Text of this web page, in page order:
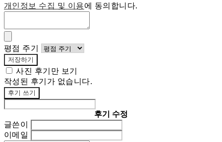
개인정보 수집 및 이용에 동의합니다.
평점 주기
저장하기
사진 후기만 보기
작성된 후기가 없습니다.
후기 쓰기
후기 수정
글쓴이
이메일